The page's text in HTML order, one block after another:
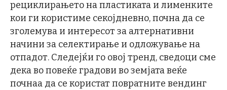
рециклирањето на пластиката и лименките
кои ги користиме секојдневно, почна да се
зголемува и интересот за алтернативни
начини за селектирање и одложување на
отпадот. Следејќи го овој тренд, сведоци сме
дека во повеќе градови во земјата веќе
почнаа да се користат повратните вендинг